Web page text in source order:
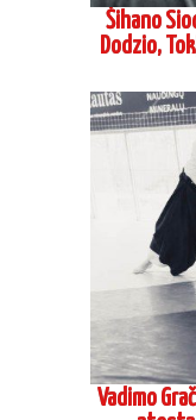
Šihano
Dodzio,
Vadimo